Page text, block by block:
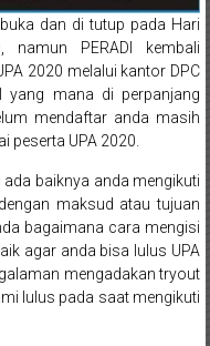
dan di tutup pada Hari
namun PERADI kembali
2020 melalui kantor DPC
yang mana di perpanjang
mendaftar anda masih
peserta UPA 2020.
baiknya anda mengikuti
maksud atau tujuan
bagaimana cara mengisi
agar anda bisa lulus UPA
mengadakan tryout
lulus pada saat mengikuti